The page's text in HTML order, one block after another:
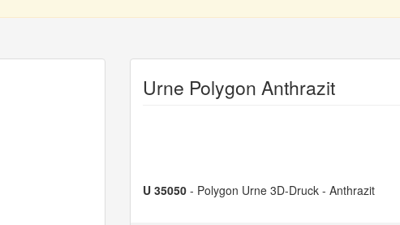
Urne Polygon Anthrazit
U 35050 - Polygon Urne 3D-Druck - Anthrazit